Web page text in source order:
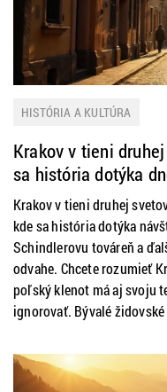
HISTÓRIA A KULTÚRA
Krakov v tieni
sa história dotýka
Krakov v tieni druhej
kde sa história dotýka
Schindlerovu továreň a
odvahe. Chcete rozumieť
poľský klenot má aj svoju
ignorovať. Bývalé